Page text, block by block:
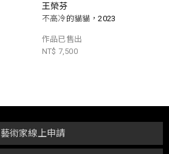
王榮芬
不高冷的貓貓，2023
作品已售出
NT$ 7,500
藝術家線上申請